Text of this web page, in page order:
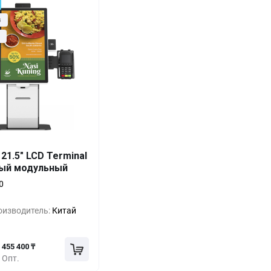
LCD Terminal
модульный
Китай
Опт.
455 400 ₸
0% 626 175 ₸
-18% 512 325 ₸